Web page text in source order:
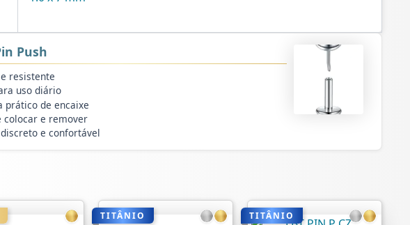
Push
resistente
uso diário
prático de encaixe
colocar e remover
e confortável
TITÂNIO TITÂNIO